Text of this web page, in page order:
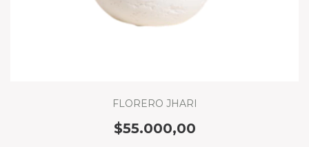
FLORERO JHARI
$55.000,00